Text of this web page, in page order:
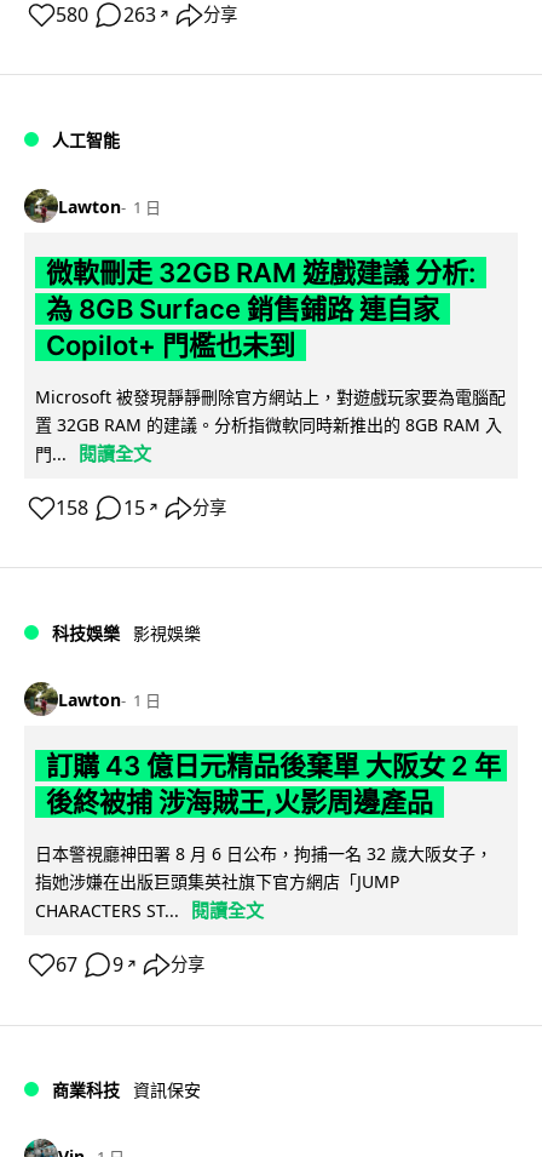
580 263 ↗ 分享
人工智能
Lawton 1 日
微軟刪走 32GB RAM 遊戲建議 分析:
為 8GB Surface 銷售鋪路 連自家
Copilot+ 門檻也未到
Microsoft 被發現靜靜刪除官方網站上，對遊戲玩家要為電腦配
置 32GB RAM 的建議。分析指微軟同時新推出的 8GB RAM 入
門...
閱讀全文
158 15 ↗ 分享
科技娛樂 影視娛樂
Lawton 1 日
訂購 43 億日元精品後棄單 大阪女 2 年
後終被捕 涉海賊王,火影周邊產品
日本警視廳神田署 8 月 6 日公布，拘捕一名 32 歲大阪女子，
指她涉嫌在出版巨頭集英社旗下官方網店「JUMP
CHARACTERS ST...
閱讀全文
67 9 ↗ 分享
商業科技 資訊保安